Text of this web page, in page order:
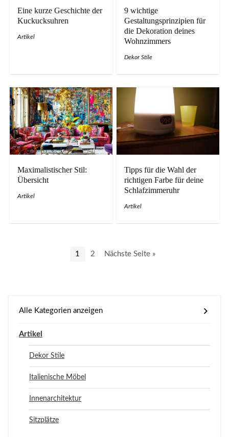
Eine kurze Geschichte der
Kuckucksuhren
Artikel
9 wichtige
Gestaltungsprinzipien für
die Dekoration deines
Wohnzimmers
Dekor Stile
Maximalistischer Stil:
Übersicht
Artikel
Tipps für die Wahl der
richtigen Farbe für deine
Schlafzimmeruhr
Artikel
1 2 Nächste Seite »
Alle Kategorien anzeigen
Artikel
Dekor Stile
Italienische Möbel
Innenarchitektur
Sitzplätze